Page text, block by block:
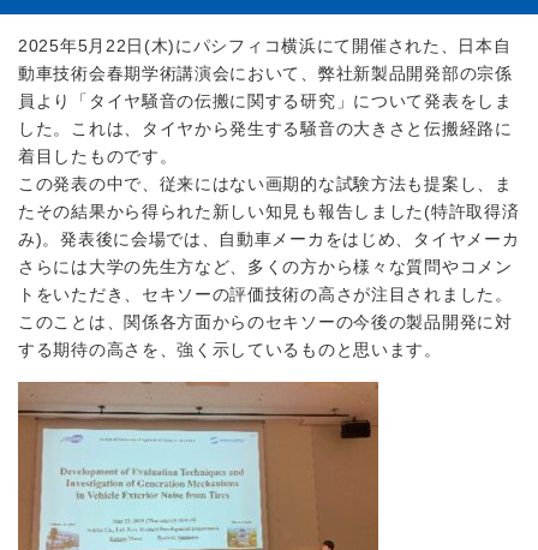
2025年5月22日(木)にパシフィコ横浜にて開催された、日本自
動車技術会春期学術講演会において、弊社新製品開発部の宗係
員より「タイヤ騒音の伝搬に関する研究」について発表をしま
した。これは、タイヤから発生する騒音の大きさと伝搬経路に
着目したものです。
この発表の中で、従来にはない画期的な試験方法も提案し、ま
たその結果から得られた新しい知見も報告しました(特許取得済
み)。発表後に会場では、自動車メーカをはじめ、タイヤメーカ
さらには大学の先生方など、多くの方から様々な質問やコメン
トをいただき、セキソーの評価技術の高さが注目されました。
このことは、関係各方面からのセキソーの今後の製品開発に対
する期待の高さを、強く示しているものと思います。